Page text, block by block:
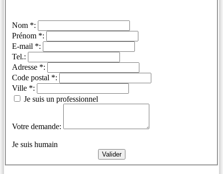
Nom *:
Prénom *:
E-mail *:
Tel.:
Adresse *:
Code postal *:
Ville *:
Je suis un professionnel
Votre demande:
Je suis humain